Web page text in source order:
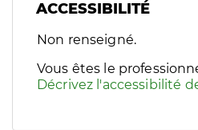
ACCESSIBILITÉ
Filtres
Sélectionnez un ou plusieurs
Non renseigné.
Vous êtes le
Décrivez l'accessibilité